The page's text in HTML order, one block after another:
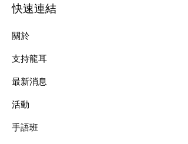
快速連結
關於
支持龍耳
最新消息
​活動
手語班